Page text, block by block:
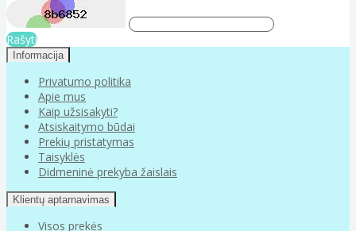
Rašyti
Informacija
Privatumo politika
Apie mus
Kaip užsisakyti?
Atsiskaitymo būdai
Prekių pristatymas
Taisyklės
Didmeninė prekyba žaislais
Klientų aptarnavimas
Visos prekės